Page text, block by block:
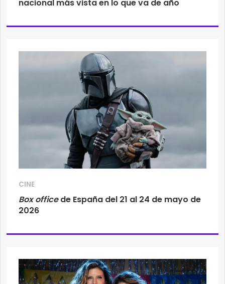
nacional más vista en lo que va de año
CINE
Box officede España del 21 al 24 de mayo de
2026